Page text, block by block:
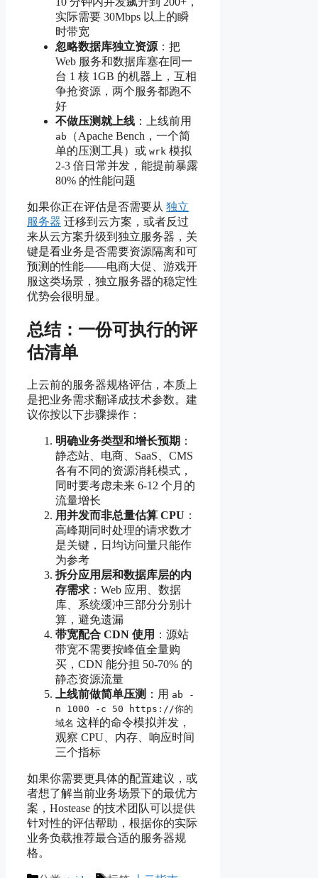
实际需要 30Mbps 以上的瞬
时带宽
忽略数据库独立资源 ：把
Web 服务和数据库塞在同一
台 1 核 1GB 的机器上，互相
争抢资源，两个服务都跑不
好
不做压测就上线 ：上线前用
ab
（Apache Bench，一个简
单的压测工具）或 wrk 模拟
2-3 倍日常并发，能提前暴露
80% 的性能问题
如果你正在评估是否需要从 独立
服务器 迁移到云方案，或者反过
来从云方案升级到独立服务器，关
键是看业务是否需要资源隔离和可
预测的性能——电商大促、游戏开
服这类场景，独立服务器的稳定性
优势会很明显。
总结：一份可执行的评
估清单
上云前的服务器规格评估，本质上
是把业务需求翻译成技术参数。建
议你按以下步骤操作：
明确业务类型和增长预期 ：
静态站、电商、SaaS、CMS
各有不同的资源消耗模式，
同时要考虑未来 6-12 个月的
流量增长
用并发而非总量估算 CPU ：
高峰期同时处理的请求数才
是关键，日均访问量只能作
为参考
拆分应用层和数据库层的内
存需求 ：Web 应用、数据
库、系统缓冲三部分分别计
算，避免遗漏
带宽配合 CDN 使用 ：源站
带宽不需要按峰值全量购
买，CDN 能分担 50-70% 的
静态资源流量
上线前做简单压测 ：用 ab -
n 1000 -c 50 https://你的
域名 这样的命令模拟并发，
观察 CPU、内存、响应时间
三个指标
如果你需要更具体的配置建议，或
者想了解当前业务场景下的最优方
案，Hostease 的技术团队可以提供
针对性的评估帮助，根据你的实际
业务负载推荐最合适的服务器规
格。